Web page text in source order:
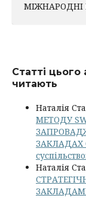
МІЖНАРОДНІ
Статті цього
читають
Наталія
МЕТОДУ
ЗАКЛАДАХ
Наталія